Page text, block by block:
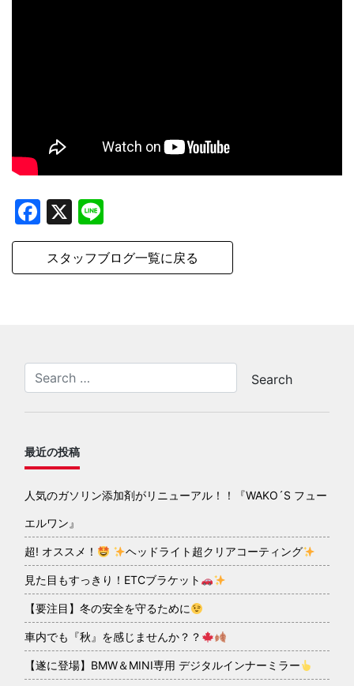
Facebook
X
スタッフブログ一覧に戻る
最近の投稿
人気のガソリン添加剤がリニューアル！！『WAKO´S フュー
エルワン』
超! オススメ！ ヘッドライト超クリアコーティング
見た目もすっきり！ETCブラケット
【要注目】冬の安全を守るために
車内でも『秋』を感じませんか？？
【遂に登場】BMW＆MINI専用 デジタルインナーミラー